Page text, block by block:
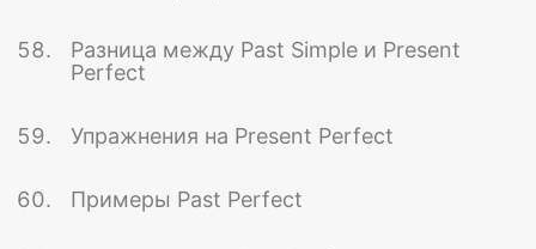
Разница между Past Simple и Present
Perfect
Упражнения на Present Perfect
Примеры Past Perfect